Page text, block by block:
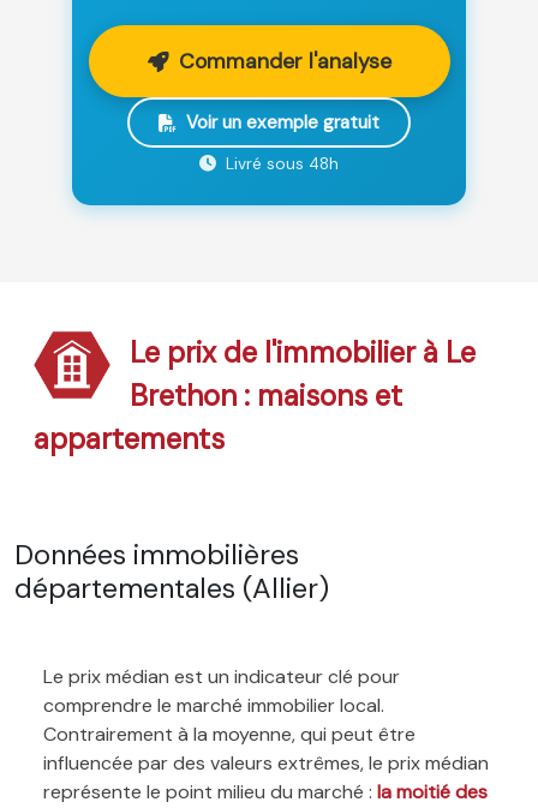
Commander l'analyse
Voir un exemple gratuit
Livré sous 48h
Le prix de l'immobilier à Le
Brethon : maisons et
appartements
Données immobilières
départementales (Allier)
Le prix médian est un indicateur clé pour
comprendre le marché immobilier local.
Contrairement à la moyenne, qui peut être
influencée par des valeurs extrêmes, le prix médian
représente le point milieu du marché : la moitié des